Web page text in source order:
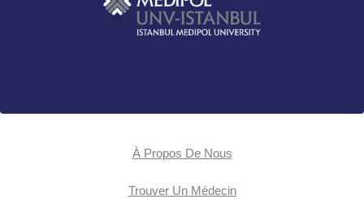
À Propos De Nous
Trouver Un Médecin